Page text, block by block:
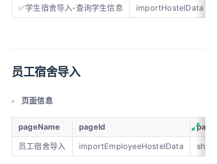
✅学生宿舍导入-查询学生信息
importHostelData
员工宿舍导入
页面信息
pageName pageId
员工宿舍导入
importEmployeeHostelData